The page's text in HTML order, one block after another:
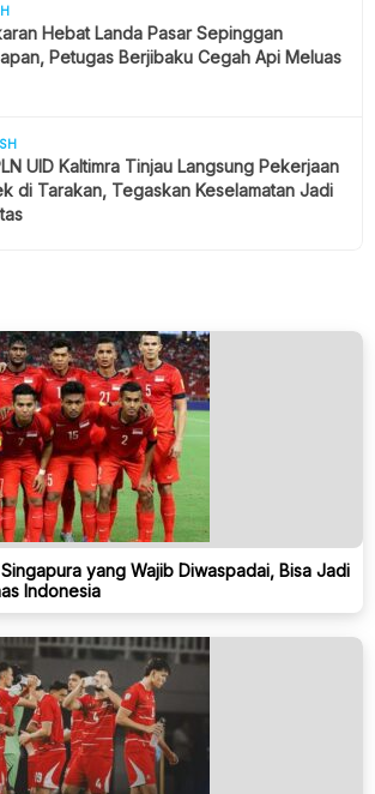
Hebat Landa Pasar Sepinggan
Petugas Berjibaku Cegah Api Meluas
UID Kaltimra Tinjau Langsung Pekerjaan
di Tarakan, Tegaskan Keselamatan Jadi
yang Wajib Diwaspadai, Bisa Jadi
Indonesia